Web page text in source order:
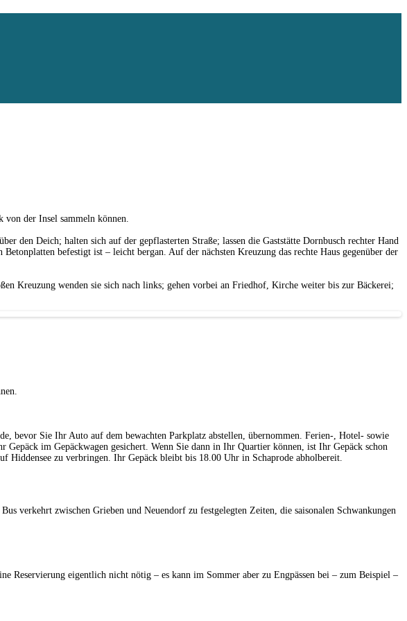
der Insel sammeln können.
den Deich; halten sich auf der gepflasterten Straße; lassen die Gaststätte Dornbusch rechter Hand
befestigt ist – leicht bergan. Auf der nächsten Kreuzung das rechte Haus gegenüber der
Kreuzung wenden sie sich nach links; gehen vorbei an Friedhof, Kirche weiter bis zur Bäckerei;
bevor Sie Ihr Auto auf dem bewachten Parkplatz abstellen, übernommen. Ferien-, Hotel- sowie
im Gepäckwagen gesichert. Wenn Sie dann in Ihr Quartier können, ist Ihr Gepäck schon
Hiddensee zu verbringen. Ihr Gepäck bleibt bis 18.00 Uhr in Schaprode abholbereit.
verkehrt zwischen Grieben und Neuendorf zu festgelegten Zeiten, die saisonalen Schwankungen
Reservierung eigentlich nicht nötig – es kann im Sommer aber zu Engpässen bei – zum Beispiel –